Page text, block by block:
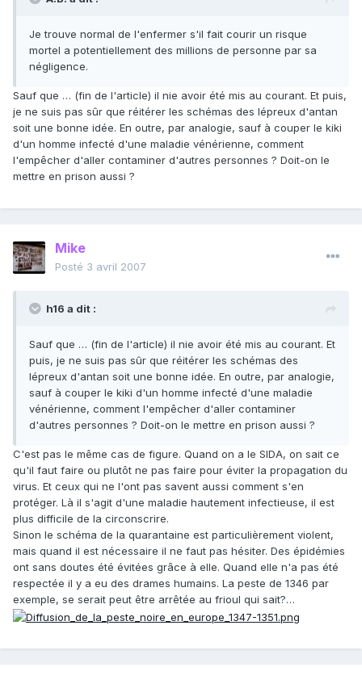
Je trouve normal de l'enfermer s'il fait courir un risque
mortel a potentiellement des millions de personne par sa
négligence.
Sauf que … (fin de l'article) il nie avoir été mis au courant. Et puis,
je ne suis pas sûr que réitérer les schémas des lépreux d'antan
soit une bonne idée. En outre, par analogie, sauf à couper le kiki
d'un homme infecté d'une maladie vénérienne, comment
l'empêcher d'aller contaminer d'autres personnes ? Doit-on le
mettre en prison aussi ?
Mike
Posté 3 avril 2007
h16 a dit :
Sauf que … (fin de l'article) il nie avoir été mis au courant. Et
puis, je ne suis pas sûr que réitérer les schémas des
lépreux d'antan soit une bonne idée. En outre, par analogie,
sauf à couper le kiki d'un homme infecté d'une maladie
vénérienne, comment l'empêcher d'aller contaminer
d'autres personnes ? Doit-on le mettre en prison aussi ?
C'est pas le même cas de figure. Quand on a le SIDA, on sait ce
qu'il faut faire ou plutôt ne pas faire pour éviter la propagation du
virus. Et ceux qui ne l'ont pas savent aussi comment s'en
protéger. Là il s'agit d'une maladie hautement infectieuse, il est
plus difficile de la circonscrire.
Sinon le schéma de la quarantaine est particulièrement violent,
mais quand il est nécessaire il ne faut pas hésiter. Des épidémies
ont sans doutes été évitées grâce à elle. Quand elle n'a pas été
respectée il y a eu des drames humains. La peste de 1346 par
exemple, se serait peut être arrêtée au frioul qui sait?…